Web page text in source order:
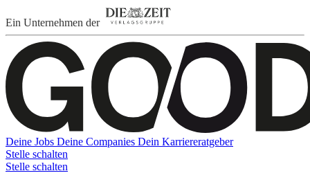
Ein Unternehmen der
Deine Jobs Deine Companies Dein Karriereratgeber
Stelle schalten
Stelle schalten